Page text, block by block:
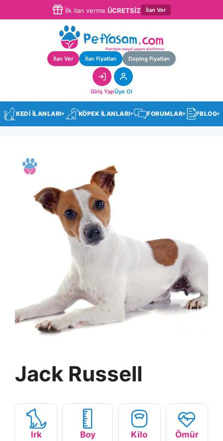
İlk ilan verme ÜCRETSİZ İlan Ver
İlan Ver İlan Fiyatları Doping Fiyatları
Giriş YapÜye Ol
KEDİ İLANLARI▾ KÖPEK İLANLARI▾ FORUMLAR▾ BLOG▾
Jack Russell
Irk
Boy Kilo Ömür